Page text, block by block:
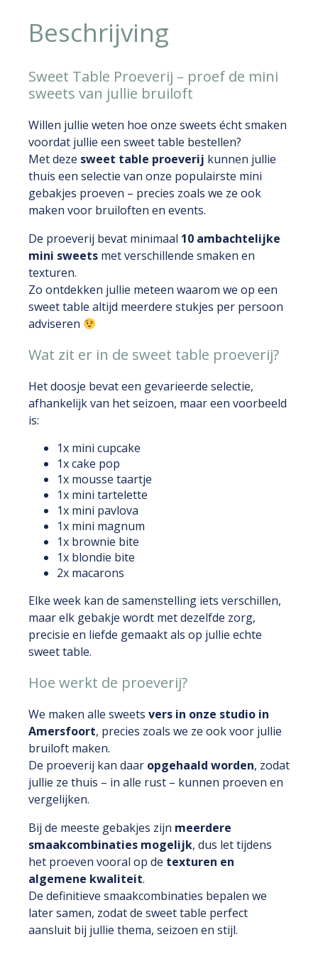
Beschrijving
Sweet Table Proeverij – proef de mini
sweets van jullie bruiloft
Willen jullie weten hoe onze sweets écht smaken
voordat jullie een sweet table bestellen?
Met deze sweet table proeverij kunnen jullie
thuis een selectie van onze populairste mini
gebakjes proeven – precies zoals we ze ook
maken voor bruiloften en events.
De proeverij bevat minimaal 10 ambachtelijke
mini sweets met verschillende smaken en
texturen.
Zo ontdekken jullie meteen waarom we op een
sweet table altijd meerdere stukjes per persoon
adviseren
Wat zit er in de sweet table proeverij?
Het doosje bevat een gevarieerde selectie,
afhankelijk van het seizoen, maar een voorbeeld
is:
1x mini cupcake
1x cake pop
1x mousse taartje
1x mini tartelette
1x mini pavlova
1x mini magnum
1x brownie bite
1x blondie bite
2x macarons
Elke week kan de samenstelling iets verschillen,
maar elk gebakje wordt met dezelfde zorg,
precisie en liefde gemaakt als op jullie echte
sweet table.
Hoe werkt de proeverij?
We maken alle sweets vers in onze studio in
Amersfoort, precies zoals we ze ook voor jullie
bruiloft maken.
De proeverij kan daar opgehaald worden, zodat
jullie ze thuis – in alle rust – kunnen proeven en
vergelijken.
Bij de meeste gebakjes zijn meerdere
smaakcombinaties mogelijk, dus let tijdens
het proeven vooral op de texturen en
algemene kwaliteit.
De definitieve smaakcombinaties bepalen we
later samen, zodat de sweet table perfect
aansluit bij jullie thema, seizoen en stijl.